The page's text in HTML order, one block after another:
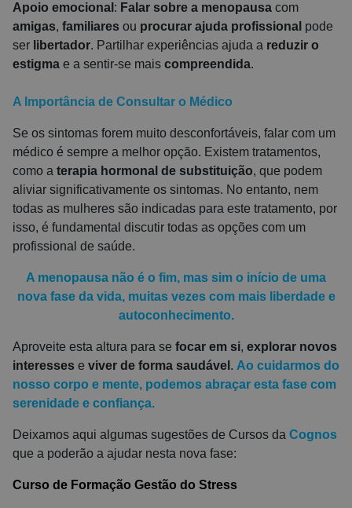
Apoio emocional : Falar sobre a menopausa com
amigas, familiares ou procurar ajuda profissional pode
ser libertador. Partilhar experiências ajuda a reduzir o
estigma e a sentir-se mais compreendida.
A Importância de Consultar o Médico
Se os sintomas forem muito desconfortáveis, falar com um
médico é sempre a melhor opção. Existem tratamentos,
como a terapia hormonal de substituição, que podem
aliviar significativamente os sintomas. No entanto, nem
todas as mulheres são indicadas para este tratamento, por
isso, é fundamental discutir todas as opções com um
profissional de saúde.
A menopausa não é o fim, mas sim o início de uma
nova fase da vida, muitas vezes com mais liberdade e
autoconhecimento.
Aproveite esta altura para se focar em si, explorar novos
interesses e viver de forma saudável . Ao cuidarmos do
nosso corpo e mente, podemos abraçar esta fase com
serenidade e confiança.
Deixamos aqui algumas sugestões de Cursos da Cognos
que a poderão a ajudar nesta nova fase:
Curso de Formação Gestão do Stress